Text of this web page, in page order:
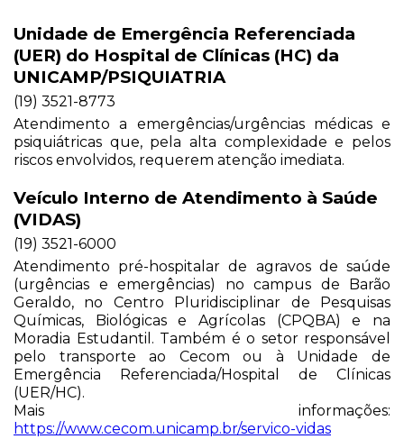
Unidade de Emergência Referenciada
(UER) do Hospital de Clínicas (HC) da
UNICAMP/PSIQUIATRIA
(19) 3521-8773
Atendimento a emergências/urgências médicas e
psiquiátricas que, pela alta complexidade e pelos
riscos envolvidos, requerem atenção imediata.
Veículo Interno de Atendimento à Saúde
(VIDAS)
(19) 3521-6000
Atendimento pré-hospitalar de agravos de saúde
(urgências e emergências) no campus de Barão
Geraldo, no Centro Pluridisciplinar de Pesquisas
Químicas, Biológicas e Agrícolas (CPQBA) e na
Moradia Estudantil. Também é o setor responsável
pelo transporte ao Cecom ou à Unidade de
Emergência Referenciada/Hospital de Clínicas
(UER/HC).
Mais informações:
https://www.cecom.unicamp.br/servico-vidas